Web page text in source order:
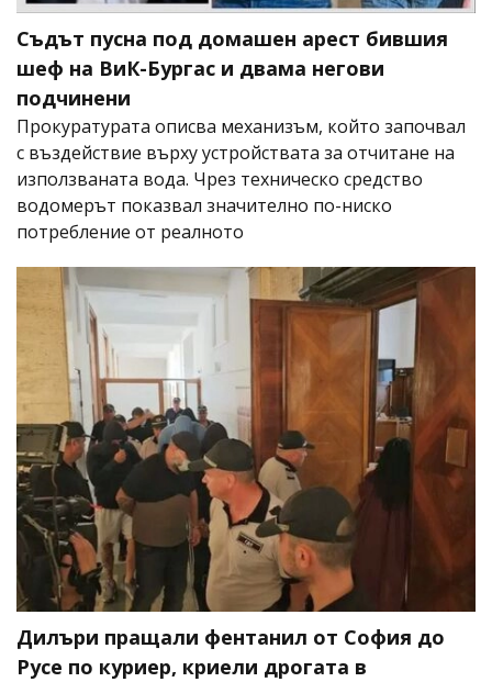
Съдът пусна под домашен арест бившия
шеф на ВиК-Бургас и двама негови
подчинени
Прокуратурата описва механизъм, който започвал
с въздействие върху устройствата за отчитане на
използваната вода. Чрез техническо средство
водомерът показвал значително по-ниско
потребление от реалното
Дилъри пращали фентанил от София до
Русе по куриер, криели дрогата в